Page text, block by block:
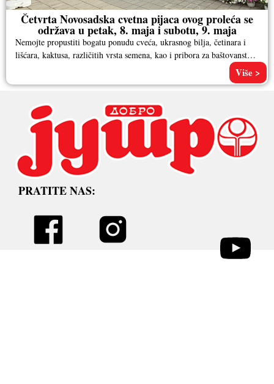
Četvrta Novosadska cvetna pijaca ovog proleća se
održava u petak, 8. maja i subotu, 9. maja
Nemojte propustiti bogatu ponudu cveća, ukrasnog bilja, četinara i
lišćara, kaktusa, različitih vrsta semena, kao i pribora za baštovanstvo.
Više >
PRATITE NAS: